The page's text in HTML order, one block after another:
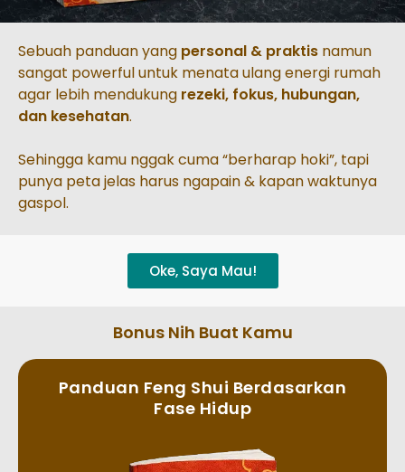
Sebuah panduan yang personal & praktis namun
sangat powerful untuk menata ulang energi rumah
agar lebih mendukung rezeki, fokus, hubungan,
dan kesehatan.
Sehingga kamu nggak cuma “berharap hoki”, tapi
punya peta jelas harus ngapain & kapan waktunya
gaspol.
Oke, Saya Mau!
Bonus Nih Buat Kamu
Panduan Feng Shui Berdasarkan
Fase Hidup